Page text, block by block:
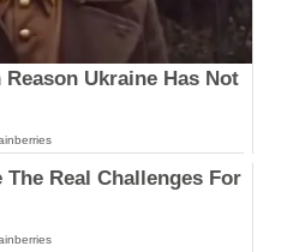
Ukraine Has Not
Real Challenges For